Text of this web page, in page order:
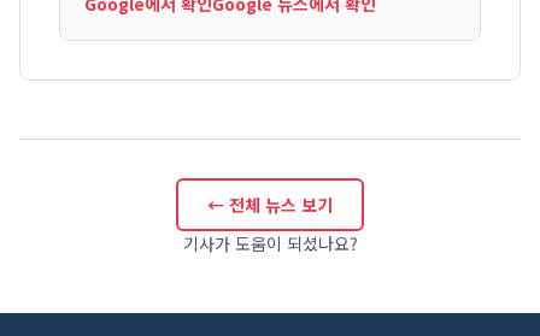
← 전체 뉴스 보기
기사가 도움이 되셨나요?